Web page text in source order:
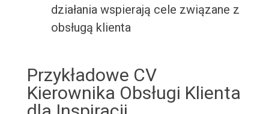
działania wspierają cele związane z
obsługą klienta
Przykładowe CV
Kierownika Obsługi Klienta